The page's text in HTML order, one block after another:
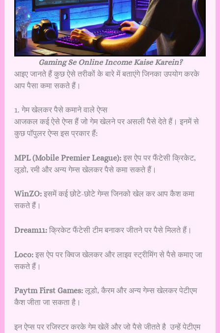
Gaming Se Online Income Kaise Karein?
आइए जानते हैं कुछ ऐसे तरीकों के बारे में बताएंगे जिनका उपयोग करके
आप पैसा कमा सकते हैं।
1. गेम खेलकर पैसे कमाने वाले ऐप्स
आजकल कई ऐसे ऐप्स हैं जो गेम खेलने पर असली पैसे देते हैं। इनमें से
कुछ पॉपुलर ऐप्स इस प्रकार हैं:
MPL (Mobile Premier League):इस ऐप पर फैंटेसी क्रिकेट,
लूडो, रमी और अन्य गेम्स खेलकर पैसे कमा सकते हैं।
WinZO:इसमें कई छोटे-छोटे गेम्स जिनको खेल कर आप कैश कमा
सकते हैं।
Dream11:क्रिकेट फैंटेसी टीम बनाकर जीतने पर पैसे मिलते हैं।
Loco:इस ऐप पर क्विज खेलकर और लाइव स्ट्रीमिंग से पैसे कमाए जा
सकते हैं।
Paytm First Games:लूडो, कैरम और अन्य गेम्स खेलकर पेटीएम
कैश जीता जा सकता है।
इन ऐप्स पर रजिस्टर करके गेम खेलें और जो पैसे जीतते है उन्हें पेटीएम